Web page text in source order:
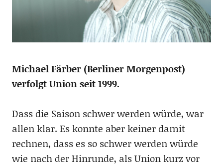
Michael Färber (Berliner Morgenpost)
verfolgt Union seit 1999.
Dass die Saison schwer werden würde, war
allen klar. Es konnte aber keiner damit
rechnen, dass es so schwer werden würde
wie nach der Hinrunde, als Union kurz vor